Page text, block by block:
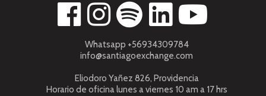
Whatsapp +56934309784
info@santiagoexchange.com
Eliodoro Yañez 826, Providencia
Horario de oficina lunes a viernes 10 am a 17 hrs